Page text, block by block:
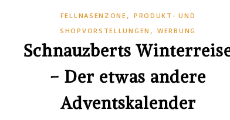
FELLNASENZONE , PRODUKT- UND
SHOPVORSTELLUNGEN , WERBUNG
Schnauzberts
– Der etwas andere
Adventskalender